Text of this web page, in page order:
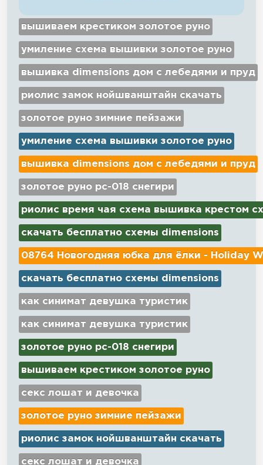
вышиваем крестиком золотое руно
умиление схема вышивки золотое руно
вышивка dimensions дом с лебедями и пруд
риолис замок нойшванштайн скачать
золотое руно зимние пейзажи
умиление схема вышивки золотое руно
вышивка dimensions дом с лебедями и пруд
золотое руно рс-018 снегири
риолис время чая схема вышивка крестом
скачать бесплатно схемы dimensions
08764 Новогодняя юбка для ёлки - Holiday
скачать бесплатно схемы dimensions
как синимат девушка туристик
как синимат девушка туристик
золотое руно рс-018 снегири
вышиваем крестиком золотое руно
секс лошат и девочка
золотое руно зимние пейзажи
риолис замок нойшванштайн скачать
секс лошат и девочка